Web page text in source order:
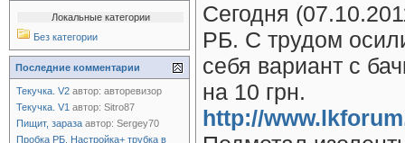
Сегодня
РБ. С трудом
себя вариант с
на 10 грн.
http://
Локальные категории
Без категории
Последние комментарии
Текучка. V2 автор: авторевизор
Текучка. V1 автор: Sitro87
Пищит, зараза автор: Sergey70
Пробка РБ. Настройка+ трубка в